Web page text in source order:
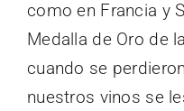
como en Francia y
Medalla de Oro de
cuando se
nuestros vinos se